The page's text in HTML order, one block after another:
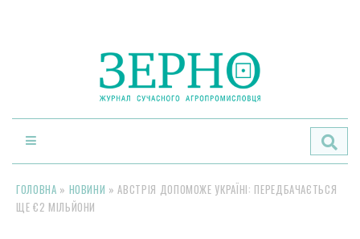
ГОЛОВНА » НОВИНИ »АВСТРІЯ ДОПОМОЖЕ УКРАЇНІ: ПЕРЕДБАЧАЄТЬСЯ
ЩЕ €2 МІЛЬЙОНИ